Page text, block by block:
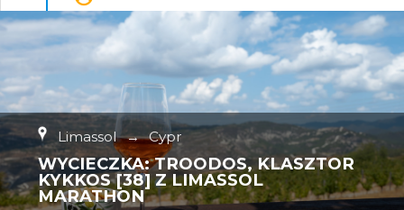
Limassol → Cypr
WYCIECZKA: TROODOS, KLASZTOR
KYKKOS [38] Z LIMASSOL
MARATHON